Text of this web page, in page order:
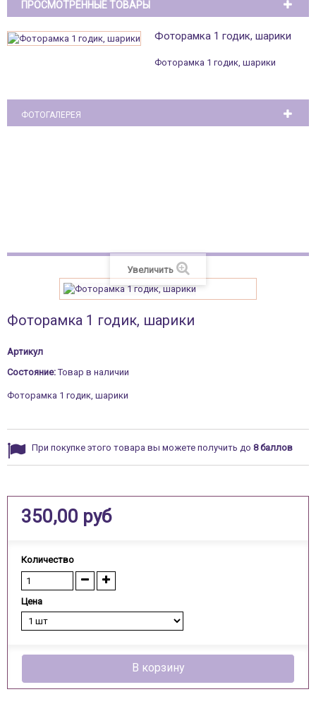
ПРОСМОТРЕННЫЕ ТОВАРЫ
Фоторамка 1 годик, шарики
Фоторамка 1 годик, шарики
ФОТОГАЛЕРЕЯ
Увеличить
Фоторамка 1 годик, шарики
Артикул
Состояние: Товар в наличии
Фоторамка 1 годик, шарики
При покупке этого товара вы можете получить до 8баллов
350,00 руб
Количество
Цена
В корзину